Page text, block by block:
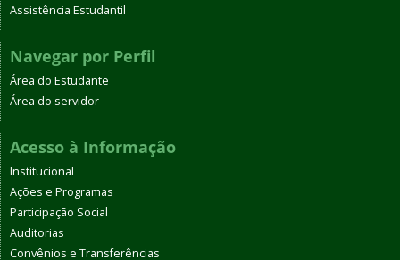
Assistência Estudantil
Navegar por Perfil
Área do Estudante
Área do servidor
Acesso à Informação
Institucional
Ações e Programas
Participação Social
Auditorias
Convênios e Transferências